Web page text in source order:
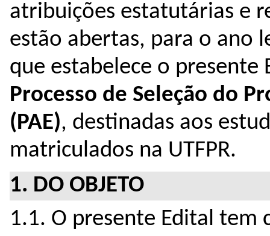
atribuições estatutárias e
estão abertas, para o ano
Processo de Seleção do
(PAE), destinadas aos
matriculados na UTFPR.
1. DO OBJETO
1.1. O presente Edital tem